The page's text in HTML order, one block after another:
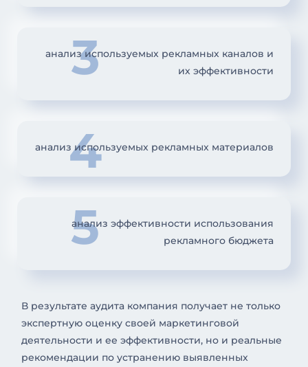
3
анализ используемых рекламных каналов и
их эффективности
4
анализ используемых рекламных материалов
5
анализ эффективности использования
рекламного бюджета
В результате аудита компания получает не только
экспертную оценку своей маркетинговой
деятельности и ее эффективности, но и реальные
рекомендации по устранению выявленных